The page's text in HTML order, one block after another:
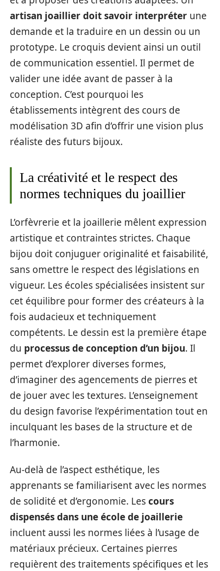
artisan joaillier doit savoir interpréter une
demande et la traduire en un dessin ou un
prototype. Le croquis devient ainsi un outil
de communication essentiel. Il permet de
valider une idée avant de passer à la
conception. C’est pourquoi les
établissements intègrent des cours de
modélisation 3D afin d’offrir une vision plus
réaliste des futurs bijoux.
La créativité et le respect des
normes techniques du joaillier
L’orfèvrerie et la joaillerie mêlent expression
artistique et contraintes strictes. Chaque
bijou doit conjuguer originalité et faisabilité,
sans omettre le respect des législations en
vigueur. Les écoles spécialisées insistent sur
cet équilibre pour former des créateurs à la
fois audacieux et techniquement
compétents. Le dessin est la première étape
du processus de conception d’un bijou. Il
permet d’explorer diverses formes,
d’imaginer des agencements de pierres et
de jouer avec les textures. L’enseignement
du design favorise l’expérimentation tout en
inculquant les bases de la structure et de
l’harmonie.
Au-delà de l’aspect esthétique, les
apprenants se familiarisent avec les normes
de solidité et d’ergonomie. Lescours
dispensés dans une école de joaillerie
incluent aussi les normes liées à l’usage de
matériaux précieux. Certaines pierres
requièrent des traitements spécifiques et les